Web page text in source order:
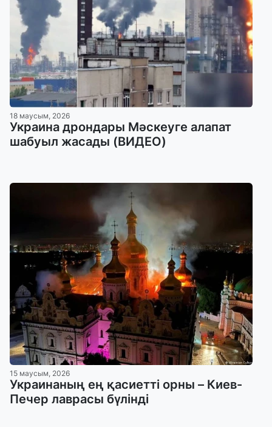
18 маусым, 2026
Украина дрондары Мәскеуге алапат
шабуыл жасады (ВИДЕО)
15 маусым, 2026
Украинаның ең қасиетті орны – Киев-
Печер лаврасы бүлінді